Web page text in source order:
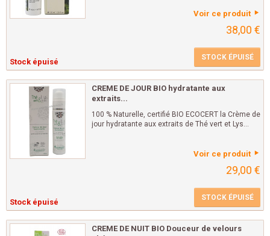
Voir ce produit
38,00 €
Stock épuisé STOCK ÉPUISÉ
CREME DE JOUR BIO hydratante aux
extraits...
100 % Naturelle, certifié BIO ECOCERT la Crème de
jour hydratante aux extraits de Thé vert et Lys...
Voir ce produit
29,00 €
Stock épuisé STOCK ÉPUISÉ
CREME DE NUIT BIO Douceur de velours